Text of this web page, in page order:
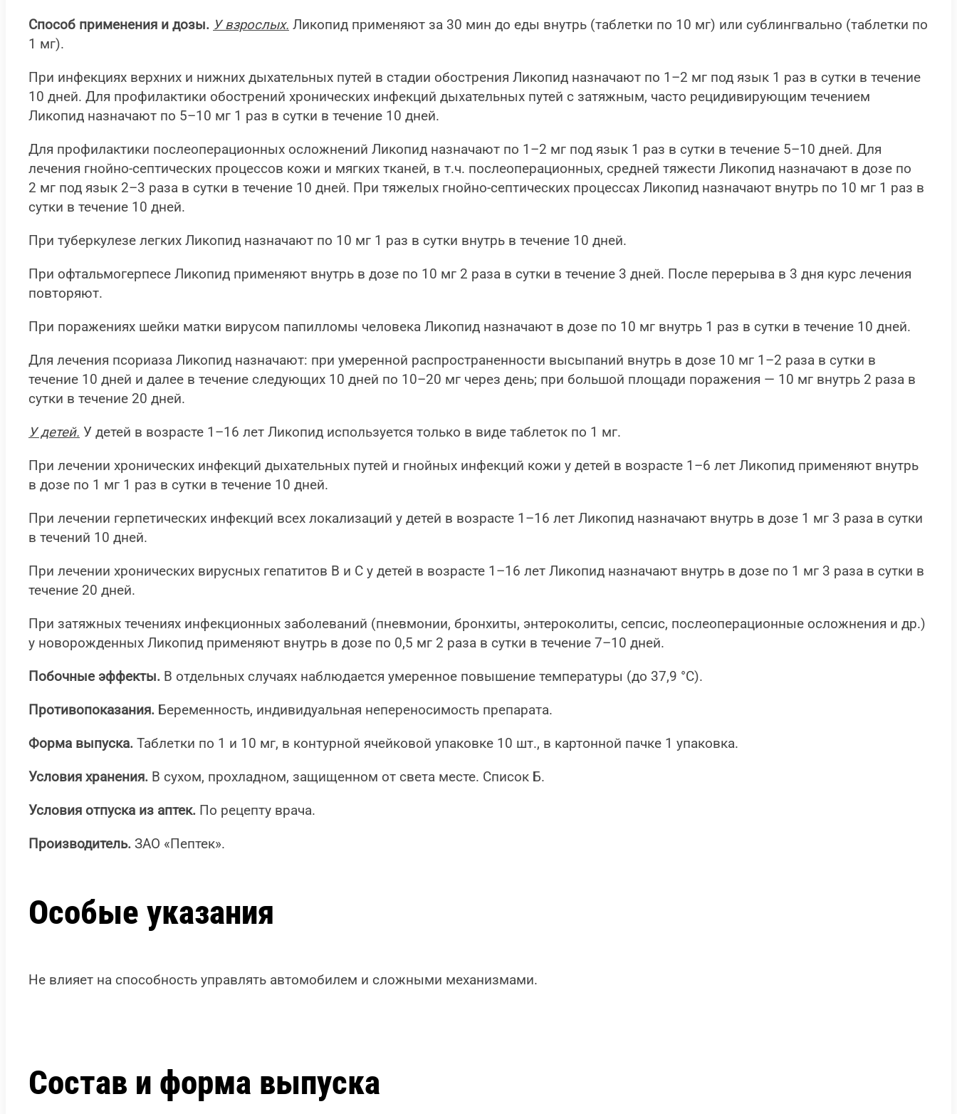
Способ применения и дозы. У взрослых. Ликопид применяют за 30 мин до еды внутрь (таблетки по 10 мг) или сублингвально (таблетки по
1 мг).
При инфекциях верхних и нижних дыхательных путей в стадии обострения Ликопид назначают по 1–2 мг под язык 1 раз в сутки в течение
10 дней. Для профилактики обострений хронических инфекций дыхательных путей с затяжным, часто рецидивирующим течением
Ликопид назначают по 5–10 мг 1 раз в сутки в течение 10 дней.
Для профилактики послеоперационных осложнений Ликопид назначают по 1–2 мг под язык 1 раз в сутки в течение 5–10 дней. Для
лечения гнойно-септических процессов кожи и мягких тканей, в т.ч. послеоперационных, средней тяжести Ликопид назначают в дозе по
2 мг под язык 2–3 раза в сутки в течение 10 дней. При тяжелых гнойно-септических процессах Ликопид назначают внутрь по 10 мг 1 раз в
сутки в течение 10 дней.
При туберкулезе легких Ликопид назначают по 10 мг 1 раз в сутки внутрь в течение 10 дней.
При офтальмогерпесе Ликопид применяют внутрь в дозе по 10 мг 2 раза в сутки в течение 3 дней. После перерыва в 3 дня курс лечения
повторяют.
При поражениях шейки матки вирусом папилломы человека Ликопид назначают в дозе по 10 мг внутрь 1 раз в сутки в течение 10 дней.
Для лечения псориаза Ликопид назначают: при умеренной распространенности высыпаний внутрь в дозе 10 мг 1–2 раза в сутки в
течение 10 дней и далее в течение следующих 10 дней по 10–20 мг через день; при большой площади поражения — 10 мг внутрь 2 раза в
сутки в течение 20 дней.
У детей. У детей в возрасте 1–16 лет Ликопид используется только в виде таблеток по 1 мг.
При лечении хронических инфекций дыхательных путей и гнойных инфекций кожи у детей в возрасте 1–6 лет Ликопид применяют внутрь
в дозе по 1 мг 1 раз в сутки в течение 10 дней.
При лечении герпетических инфекций всех локализаций у детей в возрасте 1–16 лет Ликопид назначают внутрь в дозе 1 мг 3 раза в сутки
в течений 10 дней.
При лечении хронических вирусных гепатитов B и C у детей в возрасте 1–16 лет Ликопид назначают внутрь в дозе по 1 мг 3 раза в сутки в
течение 20 дней.
При затяжных течениях инфекционных заболеваний (пневмонии, бронхиты, энтероколиты, сепсис, послеоперационные осложнения и др.)
у новорожденных Ликопид применяют внутрь в дозе по 0,5 мг 2 раза в сутки в течение 7–10 дней.
Побочные эффекты. В отдельных случаях наблюдается умеренное повышение температуры (до 37,9 °C).
Противопоказания. Беременность, индивидуальная непереносимость препарата.
Форма выпуска. Таблетки по 1 и 10 мг, в контурной ячейковой упаковке 10 шт., в картонной пачке 1 упаковка.
Условия хранения. В сухом, прохладном, защищенном от света месте. Список Б.
Условия отпуска из аптек. По рецепту врача.
Производитель. ЗАО «Пептек».
Особые указания
Не влияет на способность управлять автомобилем и сложными механизмами.
Состав и форма выпуска